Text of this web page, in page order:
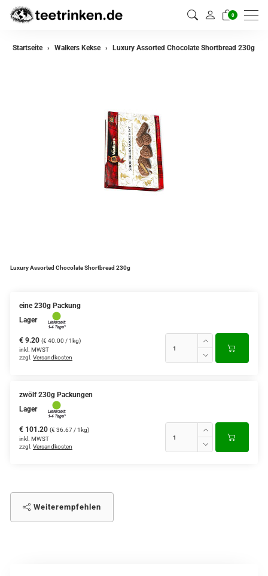
0
Startseite Walkers Kekse Luxury Assorted Chocolate Shortbread 230g
Luxury Assorted Chocolate Shortbread 230g
eine 230g Packung
Lager
€ 9.20 (€ 40.00 / 1kg)
inkl. MWST
zzgl. Versandkosten
zwölf 230g Packungen
Lager
€ 101.20 (€ 36.67 / 1kg)
inkl. MWST
zzgl. Versandkosten
Weiterempfehlen